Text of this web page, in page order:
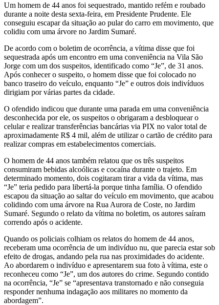
Um homem de 44 anos foi sequestrado, mantido refém e roubado
durante a noite desta sexta-feira, em Presidente Prudente. Ele
conseguiu escapar da situação ao pular do carro em movimento, que
colidiu com uma árvore no Jardim Sumaré.
De acordo com o boletim de ocorrência, a vítima disse que foi
sequestrada após um encontro em uma conveniência na Vila São
Jorge com um dos suspeitos, identificado como “Je”, de 31 anos.
Após conhecer o suspeito, o homem disse que foi colocado no
banco traseiro do veículo, enquanto “Je” e outros dois indivíduos
dirigiam por várias partes da cidade.
O ofendido indicou que durante uma parada em uma conveniência
desconhecida por ele, os suspeitos o obrigaram a desbloquear o
celular e realizar transferências bancárias via PIX no valor total de
aproximadamente R$ 4 mil, além de utilizar o cartão de crédito para
realizar compras em estabelecimentos comerciais.
O homem de 44 anos também relatou que os três suspeitos
consumiram bebidas alcoólicas e cocaína durante o trajeto. Em
determinado momento, dois cogitaram tirar a vida da vítima, mas
“Je” teria pedido para libertá-la porque tinha família. O ofendido
escapou da situação ao saltar do veículo em movimento, que acabou
colidindo com uma árvore na Rua Aurora de Coste, no Jardim
Sumaré. Segundo o relato da vítima no boletim, os autores saíram
correndo após o acidente.
Quando os policiais colhiam os relatos do homem de 44 anos,
receberam uma ocorrência de um indivíduo nu, que parecia estar sob
efeito de drogas, andando pela rua nas proximidades do acidente.
Ao abordarem o indivíduo e apresentarem sua foto à vítima, este o
reconheceu como “Je”, um dos autores do crime. Segundo contido
na ocorrência, “Je” se “apresentava transtornado e não conseguia
responder nenhuma indagação aos militares no momento da
abordagem”.